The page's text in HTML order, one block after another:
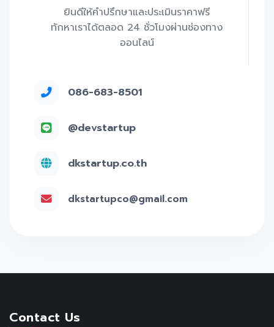
ยินดีให้คำปรึกษาและประเมินราคาฟรี
ทักหาเราได้ตลอด 24 ชั่วโมงผ่านช่องทาง
ออนไลน์
086-683-8501
@devstartup
dkstartup.co.th
dkstartupco@gmail.com
Contact Us